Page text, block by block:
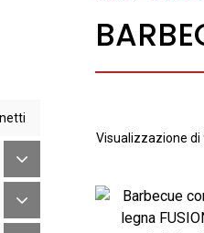
Visualizzazione di